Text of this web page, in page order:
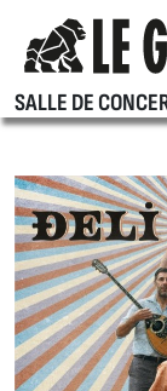
SALLE DE